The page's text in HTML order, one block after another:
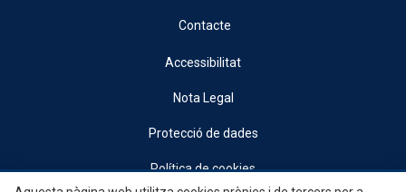
Contacte
Accessibilitat
Nota Legal
Protecció de dades
Política de cookies